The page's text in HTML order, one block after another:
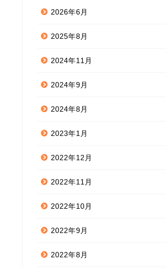
2026年6月
2025年8月
2024年11月
2024年9月
2024年8月
2023年1月
2022年12月
2022年11月
2022年10月
2022年9月
2022年8月